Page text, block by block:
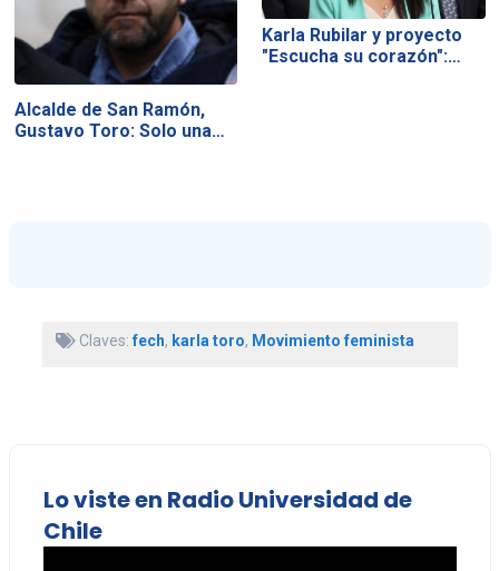
Alcalde de San Ramón,
Gustavo Toro: Solo una…
Karla Rubilar y proyecto
"Escucha su corazón":…
Claves:fech, karla toro, Movimiento feminista
Lo viste en Radio Universidad de
Chile